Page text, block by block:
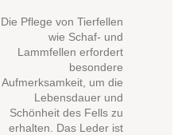
Die Pflege von Tierfellen
wie Schaf- und
Lammfellen erfordert
besondere
Aufmerksamkeit, um die
Lebensdauer und
Schönheit des Fells zu
erhalten. Das Leder ist